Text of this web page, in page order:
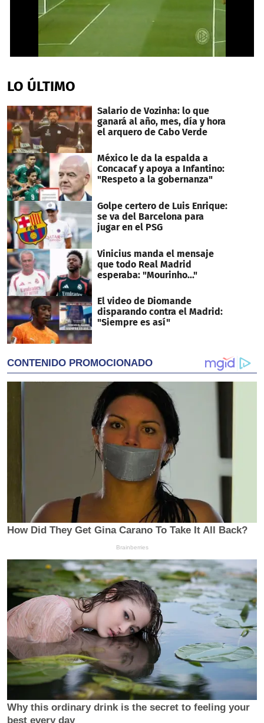
of
1
29
seconds
LO ÚLTIMO
Salario de Vozinha: lo que
ganará al año, mes, día y hora
el arquero de Cabo Verde
México le da la espalda a
Concacaf y apoya a Infantino:
"Respeto a la gobernanza"
Golpe certero de Luis Enrique:
se va del Barcelona para
jugar en el PSG
Vinicius manda el mensaje
que todo Real Madrid
esperaba: "Mourinho..."
El video de Diomande
disparando contra el Madrid:
"Siempre es así"